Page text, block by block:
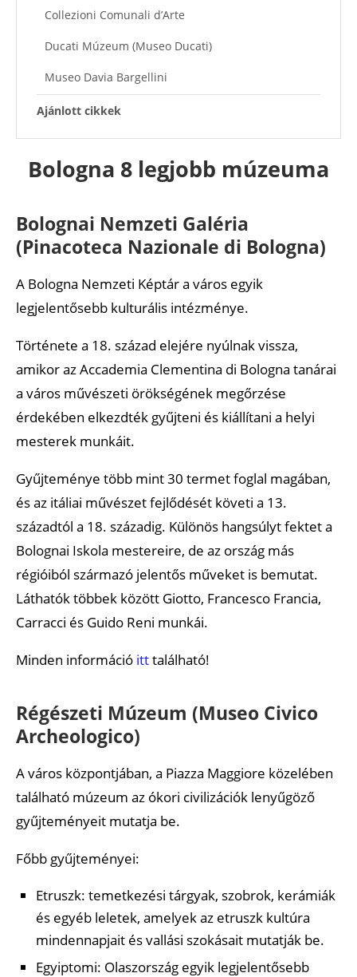
Collezioni Comunali d’Arte
Ducati Múzeum (Museo Ducati)
Museo Davia Bargellini
Ajánlott cikkek
Bologna 8 legjobb múzeuma
Bolognai Nemzeti Galéria
(Pinacoteca Nazionale di Bologna)
A Bologna Nemzeti Képtár a város egyik
legjelentősebb kulturális intézménye.
Története a 18. század elejére nyúlnak vissza,
amikor az Accademia Clementina di Bologna tanárai
a város művészeti örökségének megőrzése
érdekében elkezdték gyűjteni és kiállítani a helyi
mesterek munkáit.
Gyűjteménye több mint 30 termet foglal magában,
és az itáliai művészet fejlődését követi a 13.
századtól a 18. századig. Különös hangsúlyt fektet a
Bolognai Iskola mestereire, de az ország más
régióiból származó jelentős műveket is bemutat.
Láthatók többek között Giotto, Francesco Francia,
Carracci és Guido Reni munkái.
Minden információ itttalálható!
Régészeti Múzeum (Museo Civico
Archeologico)
A város központjában, a Piazza Maggiore közelében
található múzeum az ókori civilizációk lenyűgöző
gyűjteményeit mutatja be.
Főbb gyűjteményei:
Etruszk: temetkezési tárgyak, szobrok, kerámiák
és egyéb leletek, amelyek az etruszk kultúra
mindennapjait és vallási szokásait mutatják be.
Egyiptomi: Olaszország egyik legjelentősebb